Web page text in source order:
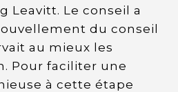
Leavitt. Le conseil a
du conseil
au mieux les
Pour faciliter une
à cette étape